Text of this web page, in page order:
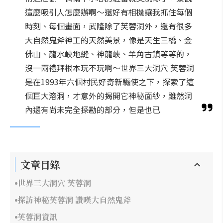
這麼吸引人怎麼辦啊～還好有相機讓我抓住每個
時刻、每個畫面，武隆除了芙蓉洞外，還有很多
大自然鬼斧神工的天然美景，像是天生三橋、金
佛山、龍水峽地縫、神龍峽、羊角古鎮等等的，
沒一兩禮拜根本玩不玩啊～世界三大洞穴 芙蓉洞
是在1993年六個村民好奇新驅使之下，探索了這
個巨大溶洞，才意外的揭開它神秘面紗，雖然洞
內還有尚未完全探勘的部分，但是也已
文章目錄
世界三大洞穴 芙蓉洞
探訪神秘芙蓉洞 讚嘆大自然鬼斧
芙蓉洞資訊